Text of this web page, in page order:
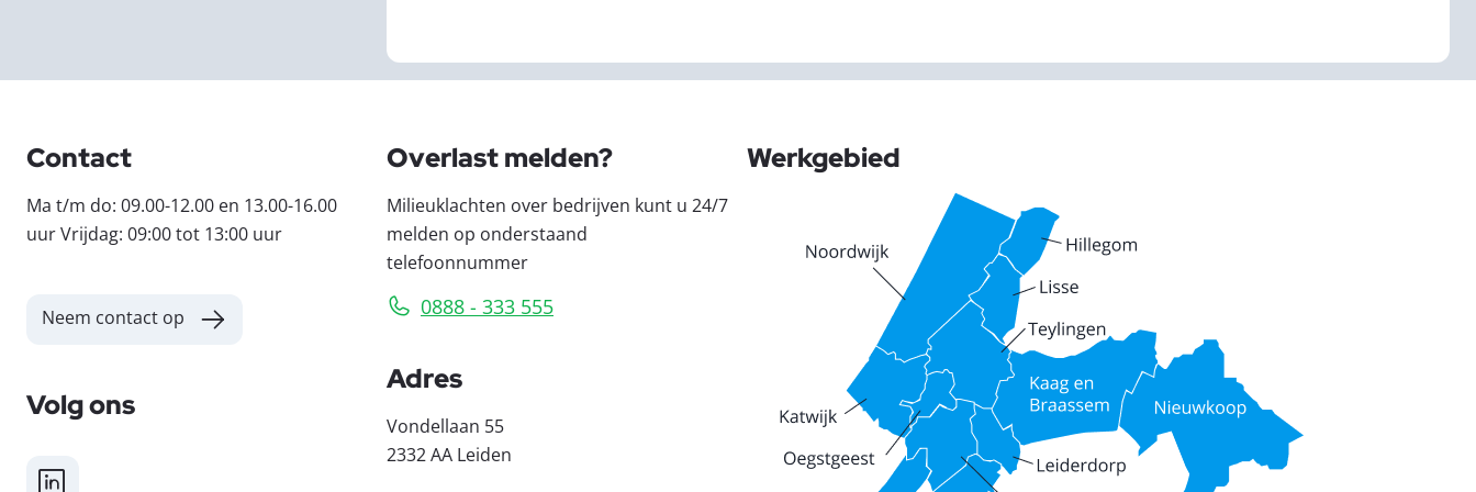
Contact
Ma t/m do: 09.00-12.00 en 13.00-16.00
uur Vrijdag: 09:00 tot 13:00 uur
Neem contact op
Volg ons
LinkedIn
Overlast melden?
Milieuklachten over bedrijven kunt u 24/7
melden op onderstaand
telefoonnummer
0888 - 333 555
Adres
Vondellaan 55
2332 AA Leiden
Werkgebied